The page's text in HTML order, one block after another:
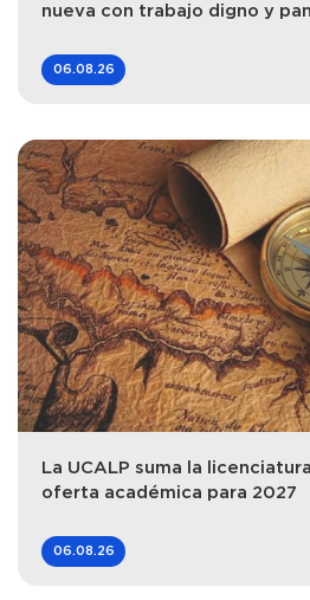
nueva con trabajo digno y
06.08.26
La UCALP suma la
oferta académica para 2027
06.08.26